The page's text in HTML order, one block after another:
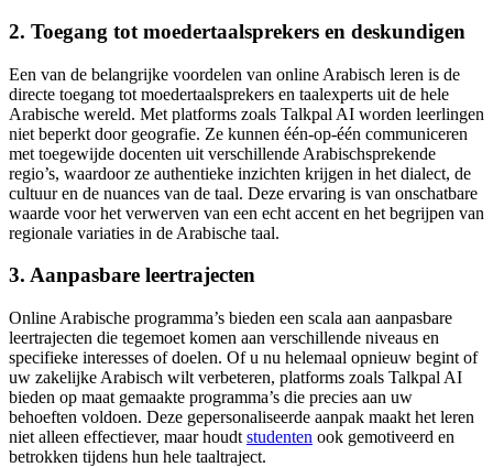
2. Toegang tot moedertaalsprekers en deskundigen
Een van de belangrijke voordelen van online Arabisch leren is de
directe toegang tot moedertaalsprekers en taalexperts uit de hele
Arabische wereld. Met platforms zoals Talkpal AI worden leerlingen
niet beperkt door geografie. Ze kunnen één-op-één communiceren
met toegewijde docenten uit verschillende Arabischsprekende
regio’s, waardoor ze authentieke inzichten krijgen in het dialect, de
cultuur en de nuances van de taal. Deze ervaring is van onschatbare
waarde voor het verwerven van een echt accent en het begrijpen van
regionale variaties in de Arabische taal.
3. Aanpasbare leertrajecten
Online Arabische programma’s bieden een scala aan aanpasbare
leertrajecten die tegemoet komen aan verschillende niveaus en
specifieke interesses of doelen. Of u nu helemaal opnieuw begint of
uw zakelijke Arabisch wilt verbeteren, platforms zoals Talkpal AI
bieden op maat gemaakte programma’s die precies aan uw
behoeften voldoen. Deze gepersonaliseerde aanpak maakt het leren
niet alleen effectiever, maar houdt studenten ook gemotiveerd en
betrokken tijdens hun hele taaltraject.